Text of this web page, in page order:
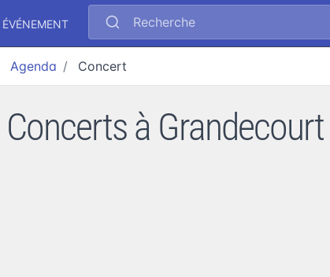
Recherche
Agenda Concert
Concerts à Grandecourt